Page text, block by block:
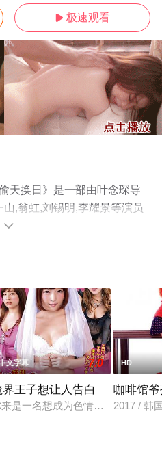
 极速观看
天换日》是一部由叶念琛导
,翁虹,刘锡明,李耀景等演员
结局剧情已揭晓（1-1全
豆瓣电影、电视猫或剧情网

马的恋人直子（菊地凛子 饰）
文字幕 7.0
界王子想让人告白
是一名想成为色情漫画家的女大
HD
咖啡馆
2017 / 韩